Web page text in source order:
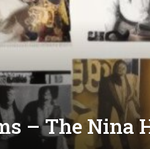
– The Nina